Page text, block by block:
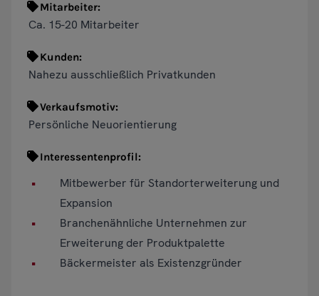
Mitarbeiter:
Ca. 15-20 Mitarbeiter
Kunden:
Nahezu ausschließlich Privatkunden
Verkaufsmotiv:
Persönliche Neuorientierung
Interessentenprofil:
Mitbewerber für Standorterweiterung und
Expansion
Branchenähnliche Unternehmen zur
Erweiterung der Produktpalette
Bäckermeister als Existenzgründer